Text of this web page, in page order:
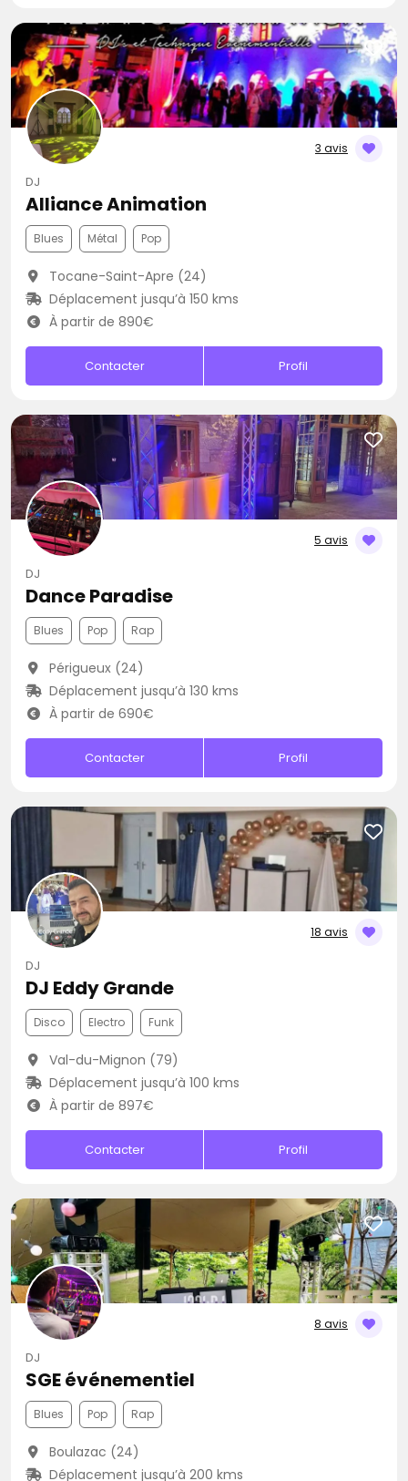
3 avis
DJ
Alliance Animation
Blues Métal Pop
Tocane-Saint-Apre (24)
Déplacement jusqu’à 150 kms
À partir de 890€
Contacter Profil
5 avis
DJ
Dance Paradise
Blues Pop Rap
Périgueux (24)
Déplacement jusqu’à 130 kms
À partir de 690€
Contacter Profil
18 avis
DJ
DJ Eddy Grande
Disco Electro Funk
Val-du-Mignon (79)
Déplacement jusqu’à 100 kms
À partir de 897€
Contacter Profil
8 avis
DJ
SGE événementiel
Blues Pop Rap
Boulazac (24)
Déplacement jusqu’à 200 kms